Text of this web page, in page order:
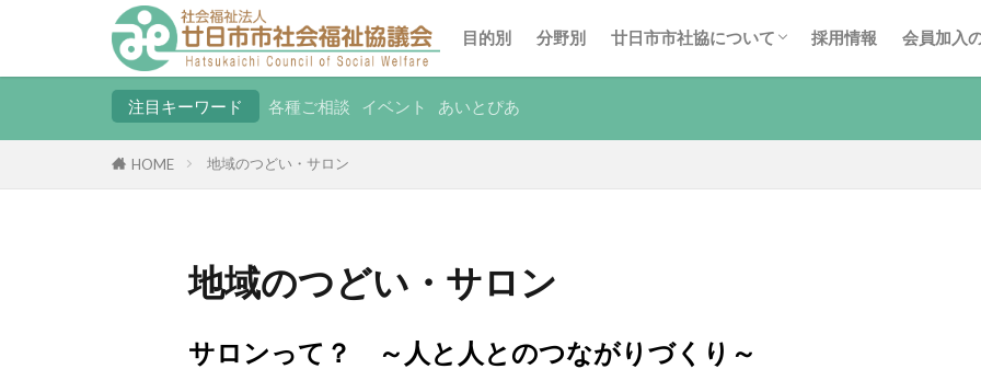
目的別 分野別 廿日市市社協について 採用情報 会員加入
注目キーワード 各種ご相談 イベント あいとぴあ
HOME 地域のつどい・サロン
地域のつどい・サロン
サロンって？ ～人と人とのつながりづくり～